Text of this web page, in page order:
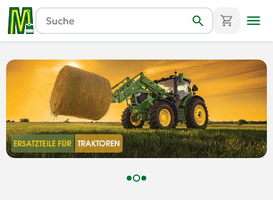
Landtechnik aus Europa,